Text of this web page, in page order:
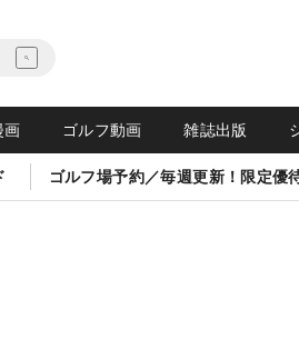
画 ゴルフ動画 雑誌出版
ゴルフ場予約／毎週更新！限定優